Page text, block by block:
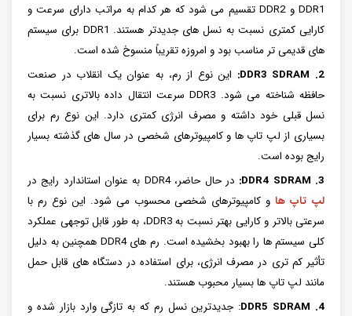
DDR1 و DDR2 تقسیم می شود که هر کدام به مراتب دارای سرعت و
کارایی کمتری نسبت به نسل های جدیدتر هستند. DDR1 برای سیستم
های قدیمی تر مناسب بود و امروزه تقریباً منسوخ شده است.
2. DDR3 SDRAM:
این نوع از رم، به عنوان یک انقلاب در صنعت
حافظه شناخته می شود. DDR3 سرعت انتقال داده بالاتری نسبت به
نسل قبلی خود داشته و مصرف انرژی کمتری دارد. این نوع رم برای
بسیاری از لپ تاپ ها و کامپیوترهای شخصی در سال های گذشته بسیار
رایج بوده است.
3. DDR4 SDRAM:
در حال حاضر، DDR4 به عنوان استاندارد رایج در
لپ تاپ ها و کامپیوترهای شخصی محسوب می شود. این نوع رم با
سرعتی بالاتر و کارایی بهتر نسبت به DDR3، به طور قابل توجهی عملکرد
کلی سیستم ها را بهبود بخشیده است. رم های DDR4 همچنین به دلیل
تأثیر کم تری در مصرف انرژی، برای استفاده در دستگاه های قابل حمل
مانند لپ تاپ ها بسیار محبوب هستند.
4. DDR5 SDRAM
: جدیدترین نسل رم که به تازگی وارد بازار شده و